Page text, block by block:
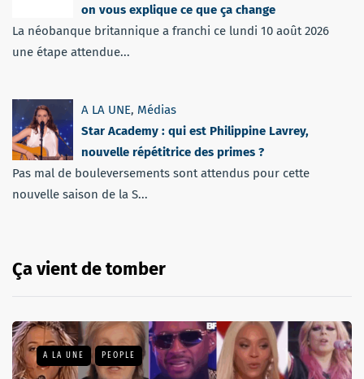
on vous explique ce que ça change
La néobanque britannique a franchi ce lundi 10 août 2026
une étape attendue...
A LA UNE, Médias
Star Academy : qui est Philippine Lavrey,
nouvelle répétitrice des primes ?
Pas mal de bouleversements sont attendus pour cette
nouvelle saison de la S...
Ça vient de tomber
A LA UNE PEOPLE